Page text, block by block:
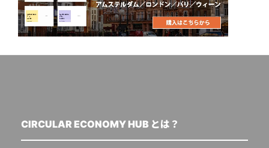
CIRCULAR ECONOMY HUB とは？